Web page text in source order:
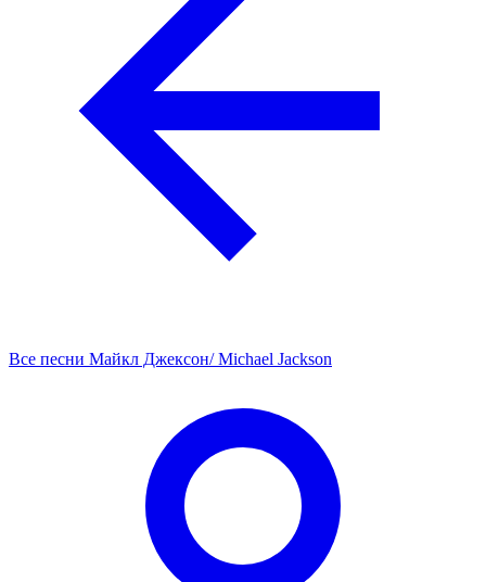
Все песни Майкл Джексон/ Michael Jackson